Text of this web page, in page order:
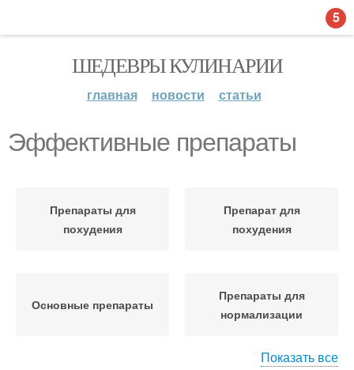
ШЕДЕВРЫ КУЛИНАРИИ
главная новости статьи
Эффективные препараты
Препараты для
похудения
Препарат для
похудения
Основные препараты
Препараты для
нормализации
Показать все
5